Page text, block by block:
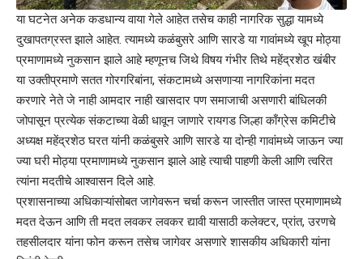
या घटनेत अनेक कडधान्य वाया गेले आहेत तसेच काही नागरिक सुद्धा यामध्ये
दुखापतग्रस्त झाले आहेत. त्यामध्ये कळंबुसरे आणि सारडे या गावांमध्ये खूप मोठ्या
प्रमाणामध्ये नुकसान झाले आहे म्हणूनच जिथे विषय गंभीर तिथे महेंद्रशेठ खंबीर
या उक्तीप्रमाणे सतत गोरगरिबांना, संकटामध्ये असणाऱ्या नागरिकांना मदत
करणारे नेते जे नाही आमदार नाही खासदार पण समाजाची असणारी बांधिलकी
जोपासून प्रत्येक संकटाच्या वेळी धावून जाणारे रायगड जिल्हा काँग्रेस कमिटीचे
अध्यक्ष महेंद्रशेठ घरत यांनी कळंबुसरे आणि सारडे या दोन्ही गावांमध्ये जाऊन ज्या
ज्या घरी मोठ्या प्रमाणामध्ये नुकसान झाले आहे त्याची पाहणी केली आणि त्वरित
त्यांना मदतीचे आश्वासन दिले आहे.
प्रशासनाच्या अधिकाऱ्यांसोबत जागेवरून चर्चा करून जास्तीत जास्त प्रमाणामध्ये
मदत देऊन आणि ती मदत लवकर लवकर द्यावी यासाठी कलेक्टर, प्रांत, उरणचे
तहसीलदार यांना फोन करून तसेच जागेवर असणारे शासकीय अधिकारी यांना